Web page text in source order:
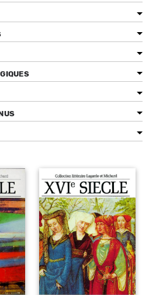
gratuites
sur nos nouveautés